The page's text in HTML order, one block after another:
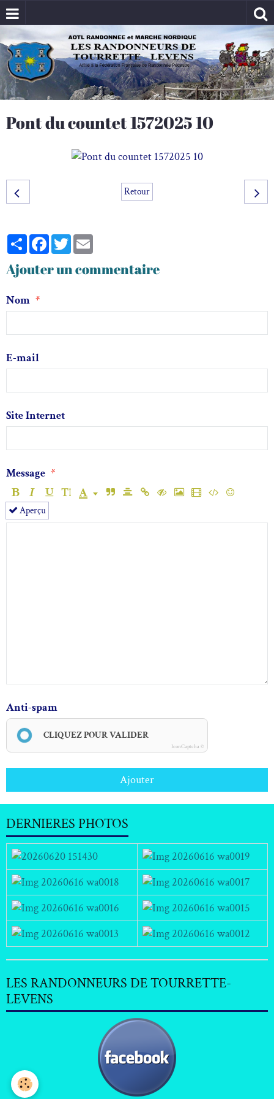
Pont du countet 1572025 10
Retour
PartagerFacebook
Twitter
Ajouter un commentaire
Nom
E-mail
Site Internet
Message
Aperçu
Anti-spam
CLIQUEZ POUR VALIDER
IconCaptcha ©
Ajouter
DERNIERES PHOTOS
LES RANDONNEURS DE TOURRETTE-
LEVENS